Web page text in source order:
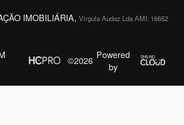
IMOBILIÁRIA, Virgula Audaz Lda AMI: 16652
©2026 Powered
by